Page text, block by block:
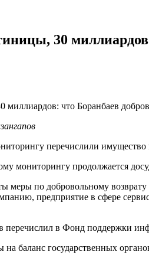
30
перечислили имущество
мониторингу продолжается
меры по добровольному
предприятие в сфере
перечислил в Фонд поддержки
на баланс государственных